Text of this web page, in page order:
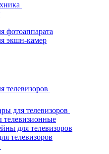
фотоаппарата
экшн-камер
телевизоров
для телевизоров
для телевизоров
телевизоров